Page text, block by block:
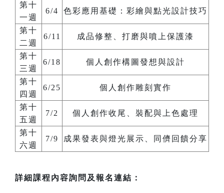
第十
一週
6/4 色彩應用基礎：彩繪與點光設計技巧
第十
二週
6/11 成品修整、打磨與噴上保護漆
第十
三週
6/18 個人創作構圖發想與設計
第十
四週
6/25 個人創作雕刻實作
第十
五週
7/2 個人創作收尾、裝配與上色處理
第十
六週
7/9 成果發表與燈光展示、同儕回饋分享
詳細課程內容詢問及報名連結：